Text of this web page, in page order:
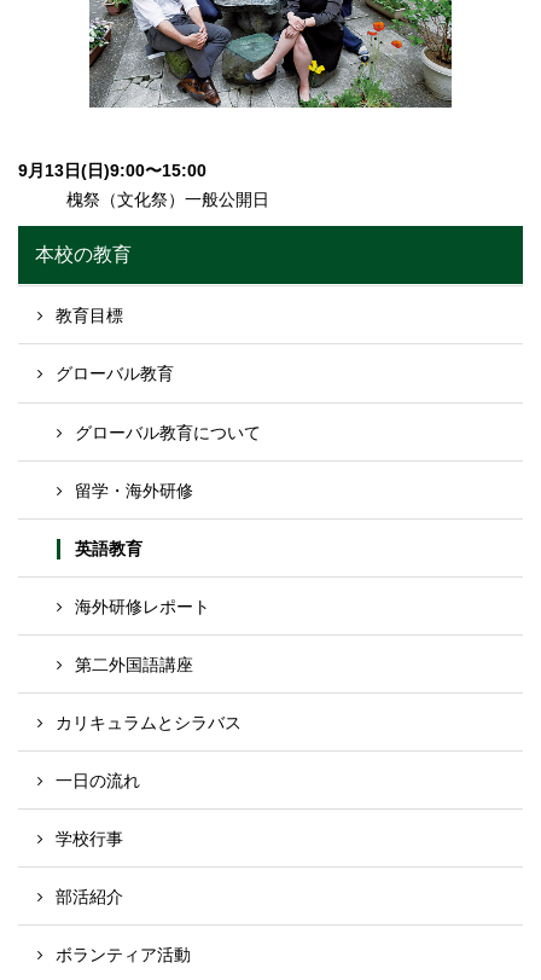
9月13日(日)9:00〜15:00
槐祭（文化祭）一般公開日
本校の教育
教育目標
グローバル教育
グローバル教育について
留学・海外研修
英語教育
海外研修レポート
第二外国語講座
カリキュラムとシラバス
一日の流れ
学校行事
部活紹介
ボランティア活動